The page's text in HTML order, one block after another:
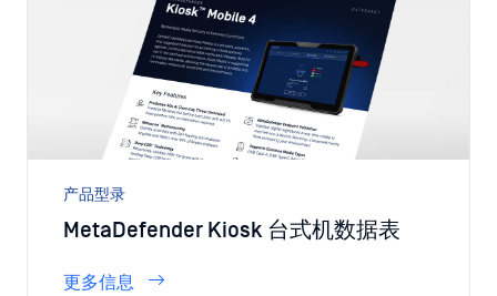
产品型录
MetaDefender Kiosk 台式机数据表
更多信息